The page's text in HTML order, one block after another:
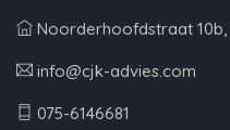
Noorderhoofdstraat 10b,
info@cjk-advies.com
075-6146681